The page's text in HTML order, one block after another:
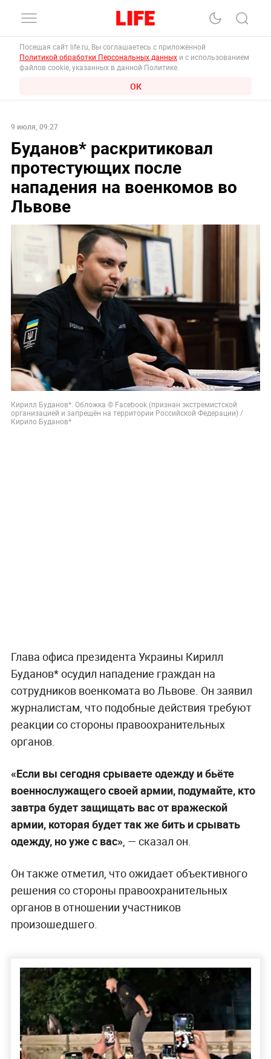
Посещая сайт life.ru, Вы соглашаетесь с приложенной
Политикой обработки Персональных данных и с использованием
файлов cookie, указанных в данной Политике.
ОК
9 июля, 09:27
Буданов* раскритиковал
протестующих после
нападения на военкомов во
Львове
Кирилл Буданов*. Обложка © Facebook (признан экстремистской
организацией и запрещён на территории Российской Федерации) /
Кирило Буданов*
Глава офиса президента Украины Кирилл
Буданов* осудил нападение граждан на
сотрудников военкомата во Львове. Он заявил
журналистам, что подобные действия требуют
реакции со стороны правоохранительных
органов.
«Если вы сегодня срываете одежду и бьёте
военнослужащего своей армии, подумайте, кто
завтра будет защищать вас от вражеской
армии, которая будет так же бить и срывать
одежду, но уже с вас», — сказал он.
Он также отметил, что ожидает объективного
решения со стороны правоохранительных
органов в отношении участников
произошедшего.